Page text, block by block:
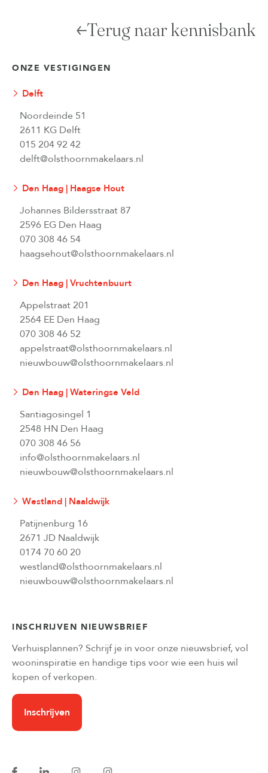
Terug naar kennisbank
ONZE VESTIGINGEN
Delft
Noordeinde 51
2611 KG Delft
015 204 92 42
delft@olsthoornmakelaars.nl
Den Haag | Haagse Hout
Johannes Bildersstraat 87
2596 EG Den Haag
070 308 46 54
haagsehout@olsthoornmakelaars.nl
Den Haag | Vruchtenbuurt
Appelstraat 201
2564 EE Den Haag
070 308 46 52
appelstraat@olsthoornmakelaars.nl
nieuwbouw@olsthoornmakelaars.nl
Den Haag | Wateringse Veld
Santiagosingel 1
2548 HN Den Haag
070 308 46 56
info@olsthoornmakelaars.nl
nieuwbouw@olsthoornmakelaars.nl
Westland | Naaldwijk
Patijnenburg 16
2671 JD Naaldwijk
0174 70 60 20
westland@olsthoornmakelaars.nl
nieuwbouw@olsthoornmakelaars.nl
INSCHRIJVEN NIEUWSBRIEF
Verhuisplannen? Schrijf je in voor onze nieuwsbrief, vol
wooninspiratie en handige tips voor wie een huis wil
kopen of verkopen.
Inschrijven